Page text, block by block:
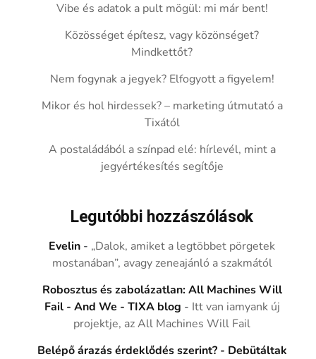
Vibe és adatok a pult mögül: mi már bent!
Közösséget építesz, vagy közönséget?
Mindkettőt?
Nem fogynak a jegyek? Elfogyott a figyelem!
Mikor és hol hirdessek? – marketing útmutató a
Tixától
A postaládából a színpad elé: hírlevél, mint a
jegyértékesítés segítője
Legutóbbi hozzászólások
Evelin - „Dalok, amiket a legtöbbet pörgetek
mostanában”, avagy zeneajánló a szakmától
Robosztus és zabolázatlan: All Machines Will
Fail - And We - TIXA blog - Itt van iamyank új
projektje, az All Machines Will Fail
Belépő árazás érdeklődés szerint? - Debütáltak